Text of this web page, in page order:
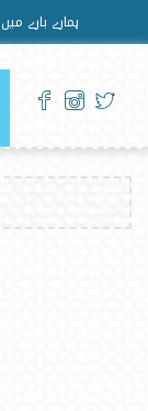
ہمارے بارے میں